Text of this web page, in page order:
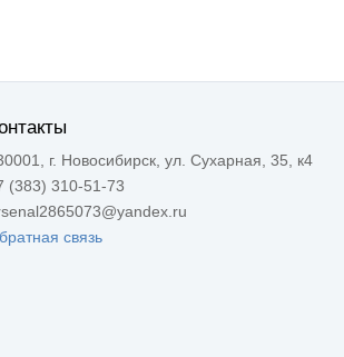
г. Новосибирск, ул. Сухарная, 35, к4
(383) 310-51-73
связь